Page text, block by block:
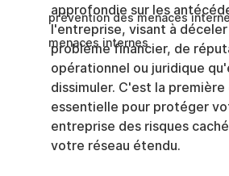
prévention des menaces
menaces internes
approfondie sur les
l'entreprise, visant à
problème financier, de
opérationnel ou juridique
dissimuler. C'est la
essentielle pour protéger
entreprise des risques
votre réseau étendu.